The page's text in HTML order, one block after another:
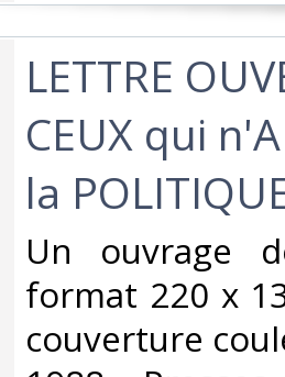
‎LETTRE
CEUX qui
la
‎Un ouvrage
format 220 x
couverture